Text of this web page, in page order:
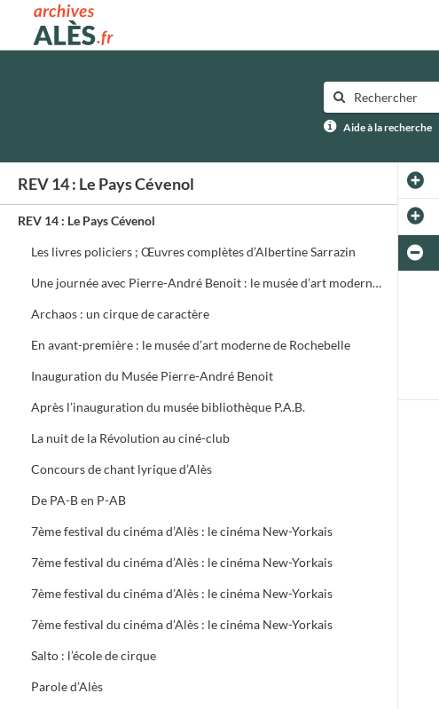
Archives municipales d'Alès
Aide à la recherche
REV 14 : Le Pays Cévenol
REV 14 : Le Pays Cévenol
Les livres policiers ; Œuvres complètes d’Albertine Sarrazin
Une journée avec Pierre-André Benoit : le musée d’art moderne prend forme
Archaos : un cirque de caractère
En avant-première : le musée d’art moderne de Rochebelle
Inauguration du Musée Pierre-André Benoit
Après l’inauguration du musée bibliothèque P.A.B.
La nuit de la Révolution au ciné-club
Concours de chant lyrique d’Alès
De PA-B en P-AB
7ème festival du cinéma d’Alès : le cinéma New-Yorkais
7ème festival du cinéma d’Alès : le cinéma New-Yorkais
7ème festival du cinéma d’Alès : le cinéma New-Yorkais
7ème festival du cinéma d’Alès : le cinéma New-Yorkais
Salto : l’école de cirque
Parole d’Alès